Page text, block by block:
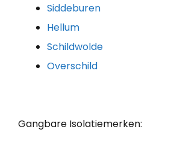
Siddeburen
Hellum
Schildwolde
Overschild
Gangbare Isolatiemerken: